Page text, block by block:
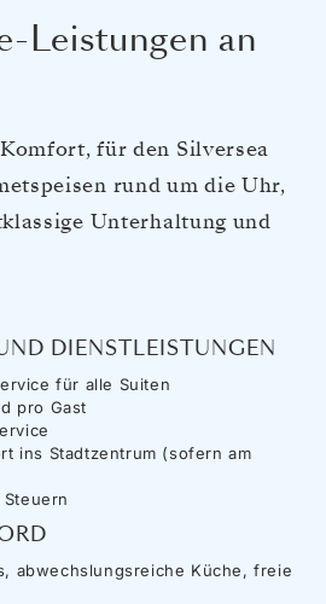
Leistungen an
für den Silversea
rund um die Uhr,
Unterhaltung und
DIENSTLEISTUNGEN
für alle Suiten
pro Gast
ins Stadtzentrum (sofern am
abwechslungsreiche Küche, freie